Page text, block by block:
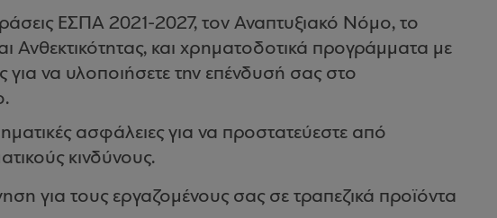
ΕΣΠΑ 2021-2027, τον Αναπτυξιακό Νόμο, το
Ανθεκτικότητας, και χρηματοδοτικά προγράμματα με
να υλοποιήσετε την επένδυσή σας στο
ασφάλειες για να προστατεύεστε από
κινδύνους.
για τους εργαζομένους σας σε τραπεζικά προϊόντα